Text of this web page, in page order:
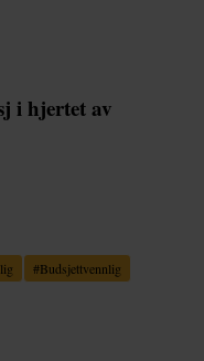
i hjertet av
#Budsjettvennlig